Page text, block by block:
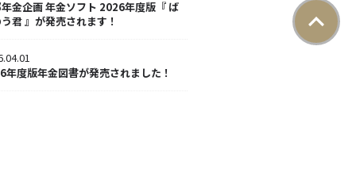
金企画 年金ソフト 2026年度版『 ば
君 』が発売されます！
年度版年金図書が発売されました！